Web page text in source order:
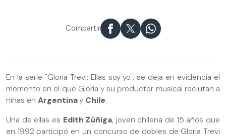
Compartir
En la serie "Gloria Trevi: Ellas soy yo", se deja en evidencia el
momento en el que Gloria y su productor musical reclutan a
niñas en Argentinay Chile.
Una de ellas es Edith Zúñiga, joven chilena de 15 años que
en 1992 participó en un concurso de dobles de Gloria Trevi